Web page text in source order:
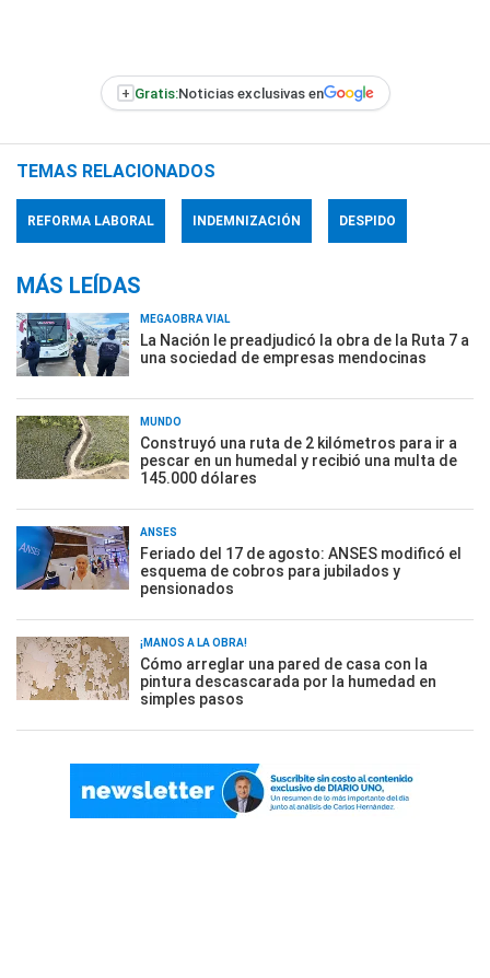
+ Gratis:Noticias exclusivas en
TEMAS RELACIONADOS
REFORMA LABORAL INDEMNIZACIÓN DESPIDO
MÁS LEÍDAS
MEGAOBRA VIAL
La Nación le preadjudicó la obra de la Ruta 7 a
una sociedad de empresas mendocinas
MUNDO
Construyó una ruta de 2 kilómetros para ir a
pescar en un humedal y recibió una multa de
145.000 dólares
ANSES
Feriado del 17 de agosto: ANSES modificó el
esquema de cobros para jubilados y
pensionados
¡MANOS A LA OBRA!
Cómo arreglar una pared de casa con la
pintura descascarada por la humedad en
simples pasos